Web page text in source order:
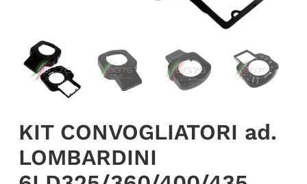
KIT CONVOGLIATORI ad.
LOMBARDINI